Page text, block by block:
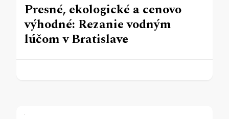
Presné, ekologické a cenovo
výhodné: Rezanie vodným
lúčom v Bratislave